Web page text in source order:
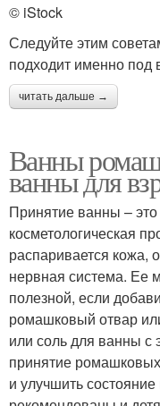
© iStock
Следуйте этим
подходит именно под
читать дальше →
Ванны
ванны для
Принятие ванны –
косметологическая
распаривается кожа,
нервная система. Ее
полезной, если
ромашковый отвар
или соль для ванны с
принятие
и улучшить